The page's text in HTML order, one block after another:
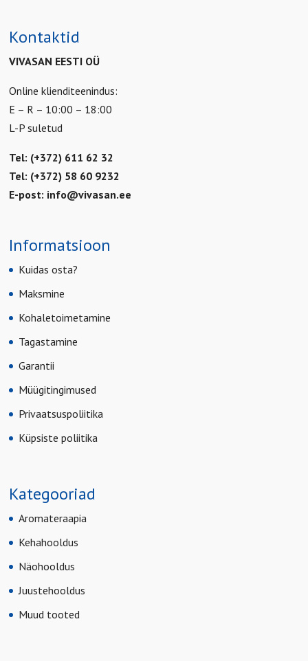
Kontaktid
VIVASAN EESTI OÜ
Online klienditeenindus:
E – R – 10:00 – 18:00
L-P suletud
Tel: (+372) 611 62 32
Tel: (+372) 58 60 9232
E-post: info@vivasan.ee
Informatsioon
Kuidas osta?
Maksmine
Kohaletoimetamine
Tagastamine
Garantii
Müügitingimused
Privaatsuspoliitika
Küpsiste poliitika
Kategooriad
Aromateraapia
Kehahooldus
Näohooldus
Juustehooldus
Muud tooted